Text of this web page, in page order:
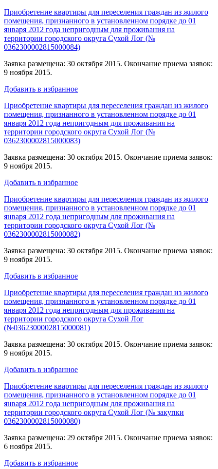
Приобретение квартиры для переселения граждан из жилого
помещения, признанного в установленном порядке до 01
января 2012 года непригодным для проживания на
территории городского округа Сухой Лог (№
0362300002815000084)
Заявка размещена: 30 октября 2015. Окончание приема заявок:
9 ноября 2015.
Добавить в избранное
Приобретение квартиры для переселения граждан из жилого
помещения, признанного в установленном порядке до 01
января 2012 года непригодным для проживания на
территории городского округа Сухой Лог (№
0362300002815000083)
Заявка размещена: 30 октября 2015. Окончание приема заявок:
9 ноября 2015.
Добавить в избранное
Приобретение квартиры для переселения граждан из жилого
помещения, признанного в установленном порядке до 01
января 2012 года непригодным для проживания на
территории городского округа Сухой Лог (№
0362300002815000082)
Заявка размещена: 30 октября 2015. Окончание приема заявок:
9 ноября 2015.
Добавить в избранное
Приобретение квартиры для переселения граждан из жилого
помещения, признанного в установленном порядке до 01
января 2012 года непригодным для проживания на
территории городского округа Сухой Лог
(№0362300002815000081)
Заявка размещена: 30 октября 2015. Окончание приема заявок:
9 ноября 2015.
Добавить в избранное
Приобретение квартиры для переселения граждан из жилого
помещения, признанного в установленном порядке до 01
января 2012 года непригодным для проживания на
территории городского округа Сухой Лог (№ закупки
0362300002815000080)
Заявка размещена: 29 октября 2015. Окончание приема заявок:
6 ноября 2015.
Добавить в избранное